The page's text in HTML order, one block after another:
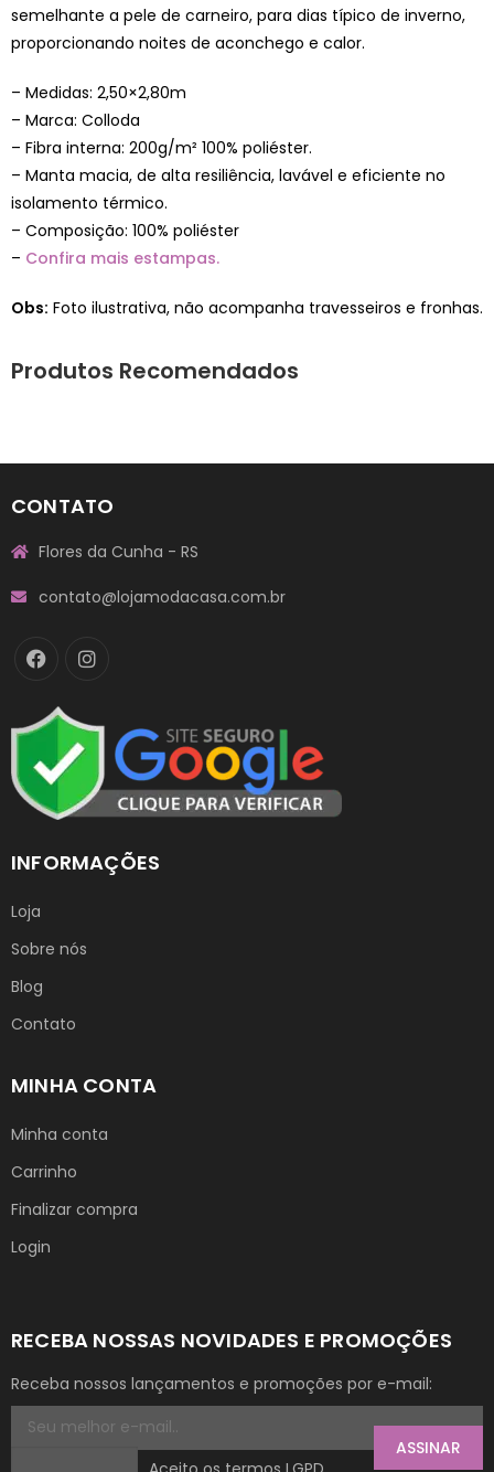
semelhante a pele de carneiro, para dias típico de inverno,
proporcionando noites de aconchego e calor.
– Medidas: 2,50×2,80m
– Marca: Colloda
– Fibra interna: 200g/m² 100% poliéster.
– Manta macia, de alta resiliência, lavável e eficiente no
isolamento térmico.
– Composição: 100% poliéster
– Confira mais estampas.
Obs: Foto ilustrativa, não acompanha travesseiros e fronhas.
Produtos Recomendados
CONTATO
Flores da Cunha - RS
contato@lojamodacasa.com.br
INFORMAÇÕES
Loja
Sobre nós
Blog
Contato
MINHA CONTA
Minha conta
Carrinho
Finalizar compra
Login
RECEBA NOSSAS NOVIDADES E PROMOÇÕES
Receba nossos lançamentos e promoções por e-mail:
ASSINAR